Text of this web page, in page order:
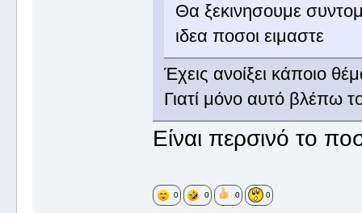
Θα ξεκινησουμε
ιδεα ποσοι ειμαστε
Έχεις ανοίξει κάποιο
Γιατί μόνο αυτό βλέπω
Είναι περσινό το
0 0 0 0